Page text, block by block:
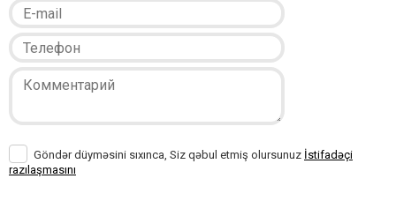
Göndər düyməsini sıxınca, Siz qəbul etmiş olursunuz İstifadəçi
razılaşmasını